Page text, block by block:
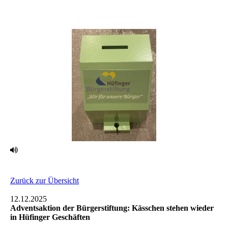
Zurück zur Übersicht
12.12.2025
Adventsaktion der Bürgerstiftung: Kässchen stehen wieder
in Hüfinger Geschäften